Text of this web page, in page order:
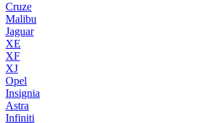
Cruze
Malibu
Jaguar
XE
XF
XJ
Opel
Insignia
Astra
Infiniti